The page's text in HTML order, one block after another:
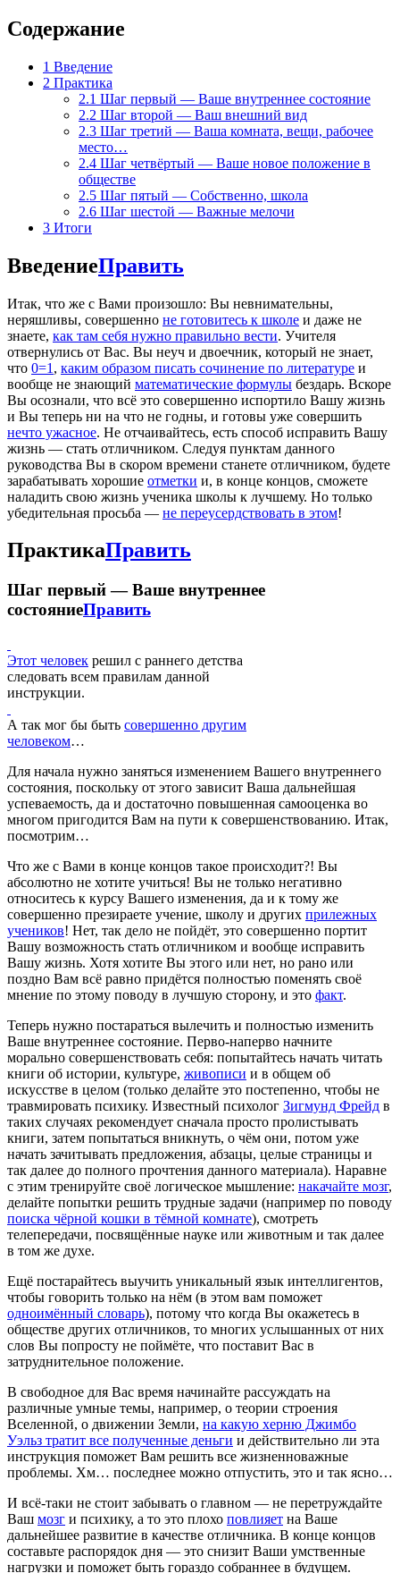
Содержание
1 Введение
2 Практика
2.1 Шаг первый — Ваше внутреннее состояние
2.2 Шаг второй — Ваш внешний вид
2.3 Шаг третий — Ваша комната, вещи, рабочее
место…
2.4 Шаг четвёртый — Ваше новое положение в
обществе
2.5 Шаг пятый — Собственно, школа
2.6 Шаг шестой — Важные мелочи
3 Итоги
ВведениеПравить
Итак, что же с Вами произошло: Вы невнимательны,
неряшливы, совершенно не готовитесь к школе и даже не
знаете, как там себя нужно правильно вести. Учителя
отвернулись от Вас. Вы неуч и двоечник, который не знает,
что 0=1 , каким образом писать сочинение по литературе и
вообще не знающий математические формулы бездарь. Вскоре
Вы осознали, что всё это совершенно испортило Вашу жизнь
и Вы теперь ни на что не годны, и готовы уже совершить
нечто ужасное. Не отчаивайтесь, есть способ исправить Вашу
жизнь — стать отличником. Следуя пунктам данного
руководства Вы в скором времени станете отличником, будете
зарабатывать хорошие отметки и, в конце концов, сможете
наладить свою жизнь ученика школы к лучшему. Но только
убедительная просьба — не переусердствовать в этом!
ПрактикаПравить
Шаг первый — Ваше внутреннее
состояниеПравить
Этот человек решил с раннего детства
следовать всем правилам данной
инструкции.
А так мог бы быть совершенно другим
человеком…
Для начала нужно заняться изменением Вашего внутреннего
состояния, поскольку от этого зависит Ваша дальнейшая
успеваемость, да и достаточно повышенная самооценка во
многом пригодится Вам на пути к совершенствованию. Итак,
посмотрим…
Что же с Вами в конце концов такое происходит?! Вы
абсолютно не хотите учиться! Вы не только негативно
относитесь к курсу Вашего изменения, да и к тому же
совершенно презираете учение, школу и других прилежных
учеников! Нет, так дело не пойдёт, это совершенно портит
Вашу возможность стать отличником и вообще исправить
Вашу жизнь. Хотя хотите Вы этого или нет, но рано или
поздно Вам всё равно придётся полностью поменять своё
мнение по этому поводу в лучшую сторону, и это факт.
Теперь нужно постараться вылечить и полностью изменить
Ваше внутреннее состояние. Перво-наперво начните
морально совершенствовать себя: попытайтесь начать читать
книги об истории, культуре, живописи и в общем об
искусстве в целом (только делайте это постепенно, чтобы не
травмировать психику. Известный психолог Зигмунд Фрейд в
таких случаях рекомендует сначала просто пролистывать
книги, затем попытаться вникнуть, о чём они, потом уже
начать зачитывать предложения, абзацы, целые страницы и
так далее до полного прочтения данного материала). Наравне
с этим тренируйте своё логическое мышление: накачайте мозг,
делайте попытки решить трудные задачи (например по поводу
поиска чёрной кошки в тёмной комнате), смотреть
телепередачи, посвящённые науке или животным и так далее
в том же духе.
Ещё постарайтесь выучить уникальный язык интеллигентов,
чтобы говорить только на нём (в этом вам поможет
одноимённый словарь), потому что когда Вы окажетесь в
обществе других отличников, то многих услышанных от них
слов Вы попросту не поймёте, что поставит Вас в
затруднительное положение.
В свободное для Вас время начинайте рассуждать на
различные умные темы, например, о теории строения
Вселенной, о движении Земли, на какую херню Джимбо
Уэльз тратит все полученные деньги и действительно ли эта
инструкция поможет Вам решить все жизненноважные
проблемы. Хм… последнее можно отпустить, это и так ясно…
И всё-таки не стоит забывать о главном — не перетруждайте
Ваш мозг и психику, а то это плохо повлияет на Ваше
дальнейшее развитие в качестве отличника. В конце концов
составьте распорядок дня — это снизит Ваши умственные
нагрузки и поможет быть гораздо собраннее в будущем.